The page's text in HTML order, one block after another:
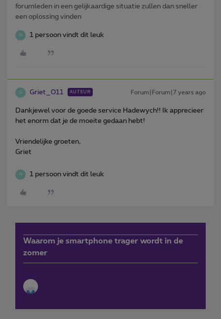
forumleden in een gelijkaardige situatie zullen dan sneller
een oplossing vinden
W 1 persoon vindt dit leuk
G Griet_011 AUTEUR Forum|Forum|7 years ago
Dankjewel voor de goede service Hadewych!! Ik apprecieer
het enorm dat je de moeite gedaan hebt!
Vriendelijke groeten,
Griet
W 1 persoon vindt dit leuk
Waarom je smartphone trager wordt in de
zomer